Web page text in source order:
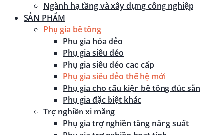
Ngành hạ tầng và xây dựng công nghiệp
SẢN PHẨM
Phụ gia bê tông
Phụ gia hóa dẻo
Phụ gia siêu dẻo
Phụ gia siêu dẻo cao cấp
Phụ gia siêu dẻo thế hệ mới
Phụ gia cho cấu kiện bê tông đúc sẵn
Phụ gia đặc biệt khác
Trợ nghiền xi măng
Phụ gia trợ nghiền tăng năng suất